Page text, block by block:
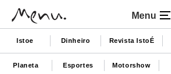
Menu
Istoe Dinheiro Revista IstoÉ
Planeta Esportes Motorshow